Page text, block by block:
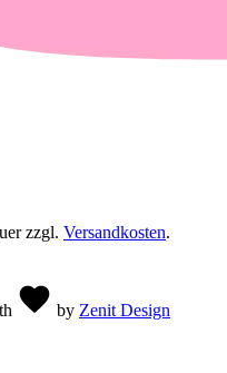
zzgl. Versandkosten.
by Zenit Design